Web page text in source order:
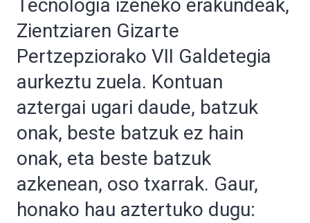
Tecnología izeneko erakundeak,
Zientziaren Gizarte
Pertzepziorako VII Galdetegia
aurkeztu zuela. Kontuan
aztergai ugari daude, batzuk
onak, beste batzuk ez hain
onak, eta beste batzuk
azkenean, oso txarrak. Gaur,
honako hau aztertuko dugu: